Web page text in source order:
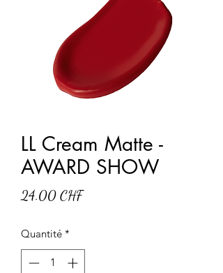
LL Cream Matte -
AWARD SHOW
24.00 CHFPrix
Quantité *